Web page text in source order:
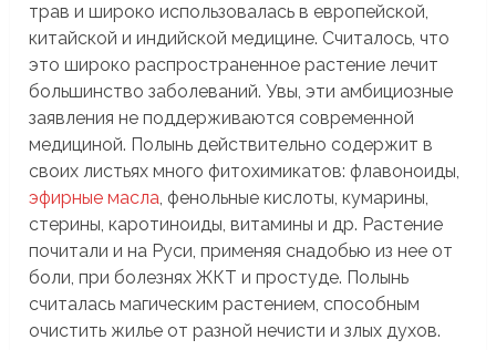
трав и широко использовалась в европейской,
китайской и индийской медицине. Считалось, что
это широко распространенное растение лечит
большинство заболеваний. Увы, эти амбициозные
заявления не поддерживаются современной
медициной. Полынь действительно содержит в
своих листьях много фитохимикатов: флавоноиды,
эфирные масла, фенольные кислоты, кумарины,
стерины, каротиноиды, витамины и др. Растение
почитали и на Руси, применяя снадобью из нее от
боли, при болезнях ЖКТ и простуде. Полынь
считалась магическим растением, способным
очистить жилье от разной нечисти и злых духов.